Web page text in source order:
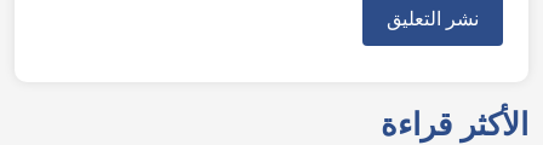
الأكثر قراءة